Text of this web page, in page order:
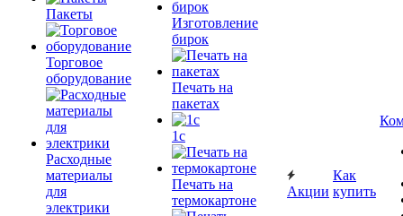
Пакеты
Торговое
оборудование
Расходные
материалы
для
электрики
Изготовление
бирок
Печать на
пакетах
1c
Печать на
термокартоне
Акции
Как
купить